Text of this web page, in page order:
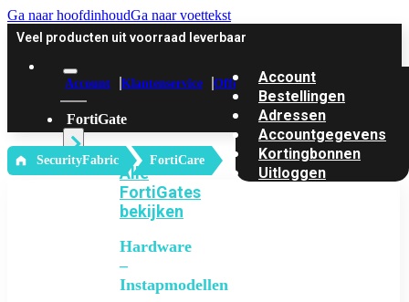
Ga naar hoofdinhoudGa naar voettekst
Veel producten uit voorraad leverbaar
Account Klantenservice Offerte
FortiGate
Alle
FortiGates
bekijken
Hardware
–
Instapmodellen
Account
Bestellingen
Adressen
Accountgegevens
Kortingbonnen
Uitloggen
‎ SecurityFabric FortiCare